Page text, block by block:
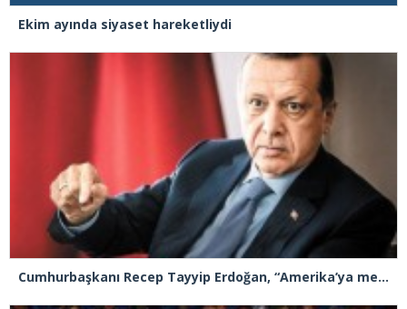
Ekim ayında siyaset hareketliydi
Cumhurbaşkanı Recep Tayyip Erdoğan, “Amerika’ya medeni demem”